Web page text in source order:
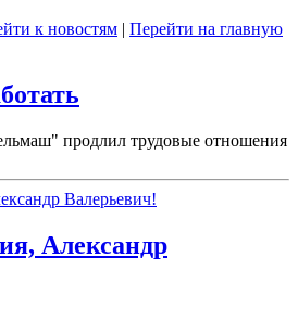
к новостям | Перейти на главную
продлил трудовые отношения
Александр